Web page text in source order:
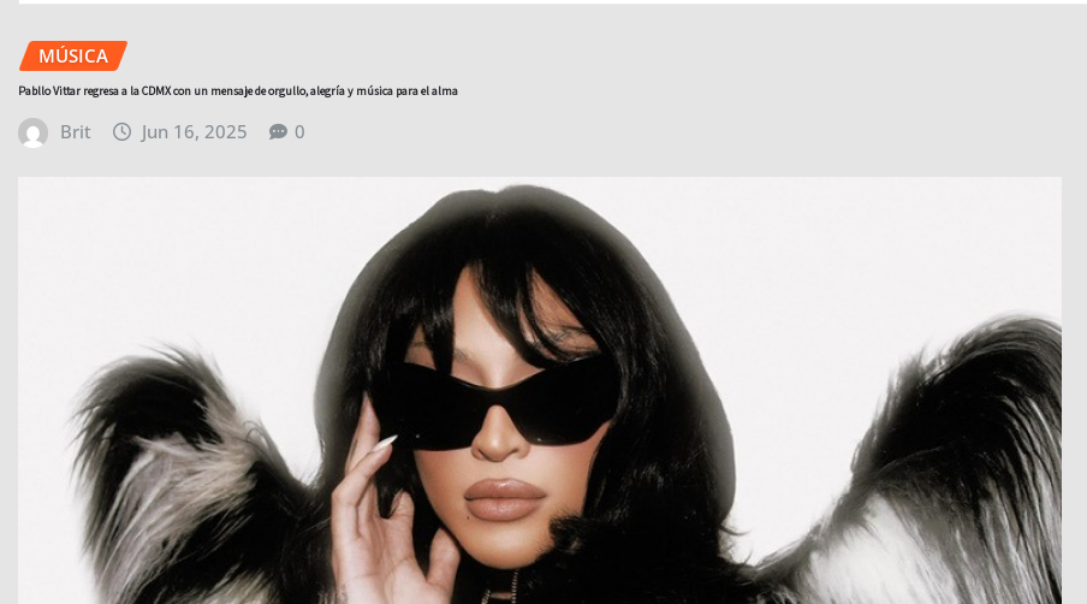
MÚSICA
Pabllo Vittar regresa a la CDMX con un mensaje de orgullo, alegría y música para el alma
Brit Jun 16, 2025 0